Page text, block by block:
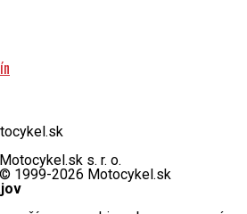
s. r. o.
1999-2026 Motocykel.sk